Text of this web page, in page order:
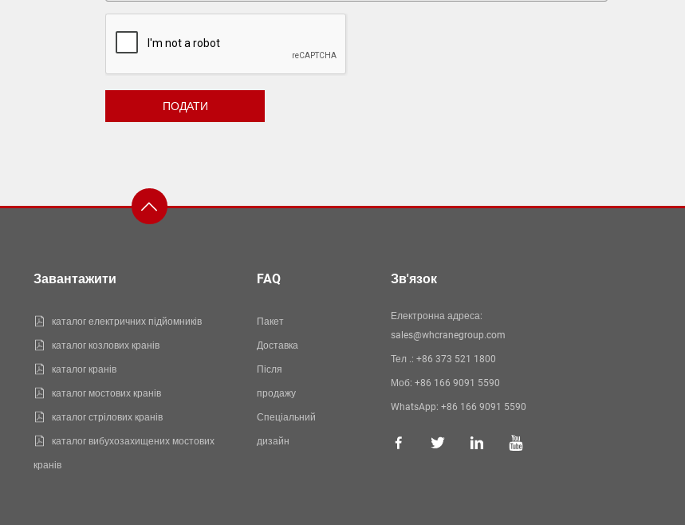
Завантажити
каталог електричних підйомників
каталог козлових кранів
каталог кранів
каталог мостових кранів
каталог стрілових кранів
каталог вибухозахищених мостових
кранів
FAQ
Пакет
Доставка
Після
продажу
Спеціальний
дизайн
Зв'язок
Електронна адреса:
sales@whcranegroup.com
Тел .: +86 373 521 1800
Моб: +86 166 9091 5590
WhatsApp: +86 166 9091 5590